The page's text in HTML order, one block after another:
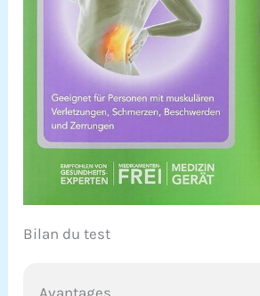
Bilan du test